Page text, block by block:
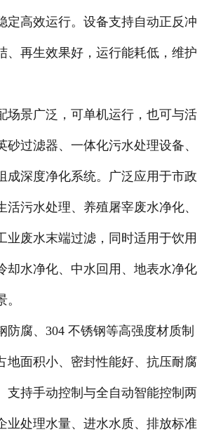
定高效运行。设备支持自动正反冲
、再生效果好，运行能耗低，维护
场景广泛，可单机运行，也可与活
砂过滤器、一体化污水处理设备、
成深度净化系统。广泛应用于市政
活污水处理、养殖屠宰废水净化、
业废水末端过滤，同时适用于饮用
却水净化、中水回用、地表水净化
防腐、304 不锈钢等高强度材质制
地面积小、密封性能好、抗压耐腐
支持手动控制与全自动智能控制两
业处理水量、进水水质、排放标准